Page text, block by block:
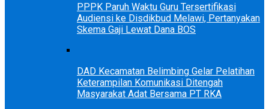
PPPK Paruh Waktu Guru Tersertifikasi
Audiensi ke Disdikbud Melawi, Pertanyakan
Skema Gaji Lewat Dana BOS
DAD Kecamatan Belimbing Gelar Pelatihan
Keterampilan Komunikasi Ditengah
Masyarakat Adat Bersama PT RKA